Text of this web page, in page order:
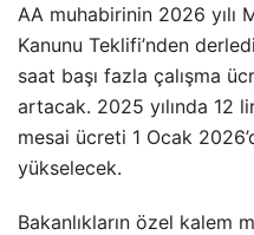
AA muhabirinin 2026 yılı
Kanunu Teklifi’nden
saat başı fazla çalışma
artacak. 2025 yılında 12
mesai ücreti 1 Ocak
yükselecek.
Bakanlıkların özel kalem